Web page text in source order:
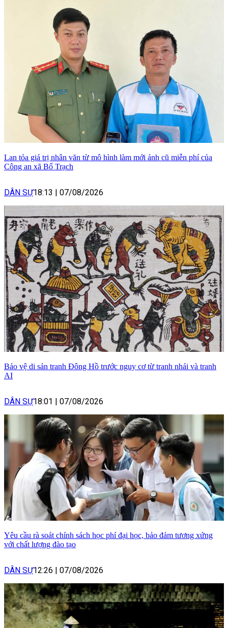
Lan tỏa giá trị nhân văn từ mô hình làm mới ảnh cũ miễn phí của
Công an xã Bố Trạch
DÂN SỰ18:13 07/08/2026
Bảo vệ di sản tranh Đông Hồ trước nguy cơ từ tranh nhái và tranh
AI
DÂN SỰ18:01 07/08/2026
Yêu cầu rà soát chính sách học phí đại học, bảo đảm tương xứng
với chất lượng đào tạo
DÂN SỰ12:26 | 07/08/2026